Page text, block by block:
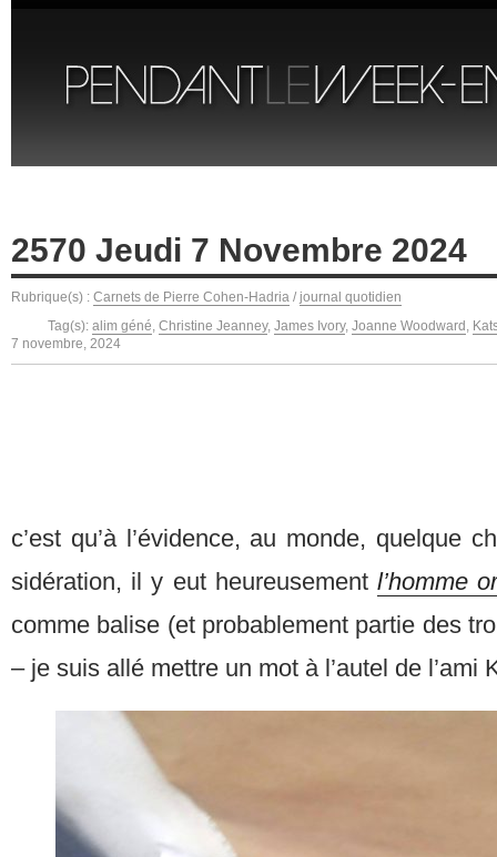
2570 Jeudi 7 Novembre 2024
Rubrique(s) : Carnets de Pierre Cohen-Hadria / journal quotidien
Tag(s): alim géné, Christine Jeanney, James Ivory, Joanne Woodward ,
7 novembre, 2024
c’est qu’à l’évidence, au monde, quelque
sidération, il y eut heureusement l’homme
comme balise (et probablement partie des
– je suis allé mettre un mot à l’autel de l’ami